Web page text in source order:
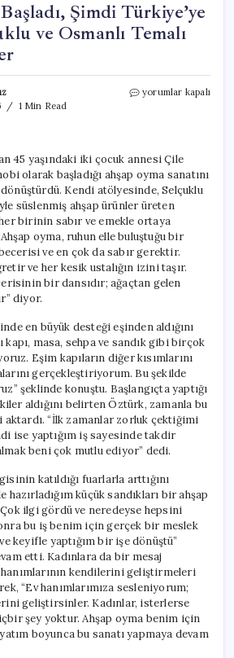
Şimdi Türkiye’ye
ve Osmanlı Temalı
1 Min Read
Hobi
Dağılan
Selçuklu
ve
Osmanlı
Temalı
Ahşap
Ürünler
için
yorumlar kapalı
45 yaşındaki iki çocuk annesi Çile
olarak başladığı ahşap oyma sanatını
Kendi atölyesinde, Selçuklu
süslenmiş ahşap ürünler üreten
birinin sabır ve emekle ortaya
oyma, ruhun elle buluştuğu bir
ve en çok da sabır gerektir.
ve her kesik ustalığın izini taşır.
bir dansıdır; ağaçtan gelen
diyor.
en büyük desteği eşinden aldığını
kapı, masa, sehpa ve sandık gibi birçok
Eşim kapıların diğer kısımlarını
gerçekleştiriyorum. Bu şekilde
şeklinde konuştu. Başlangıçta yaptığı
aldığını belirten Öztürk, zamanla bu
“İlk zamanlar zorluk çektiğimi
ise yaptığım iş sayesinde takdir
beni çok mutlu ediyor” dedi.
katıldığı fuarlarla arttığını
küçük sandıkları bir ahşap
ilgi gördü ve neredeyse hepsini
bu iş benim için gerçek bir meslek
keyifle yaptığım bir işe dönüştü”
etti. Kadınlara da bir mesaj
kendilerini geliştirmeleri
“Ev hanımlarımıza sesleniyorum;
geliştirsinler. Kadınlar, isterlerse
şey yoktur. Ahşap oyma benim için
boyunca bu sanatı yapmaya devam